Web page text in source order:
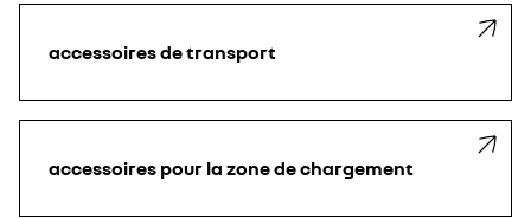
accessoires de transport
accessoires pour la zone de chargement